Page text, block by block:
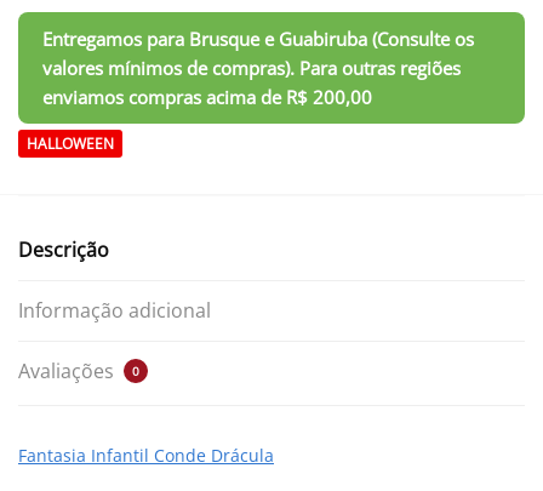
HALLOWEEN
Descrição
Informação adicional
Avaliações 0
Fantasia Infantil Conde Drácula